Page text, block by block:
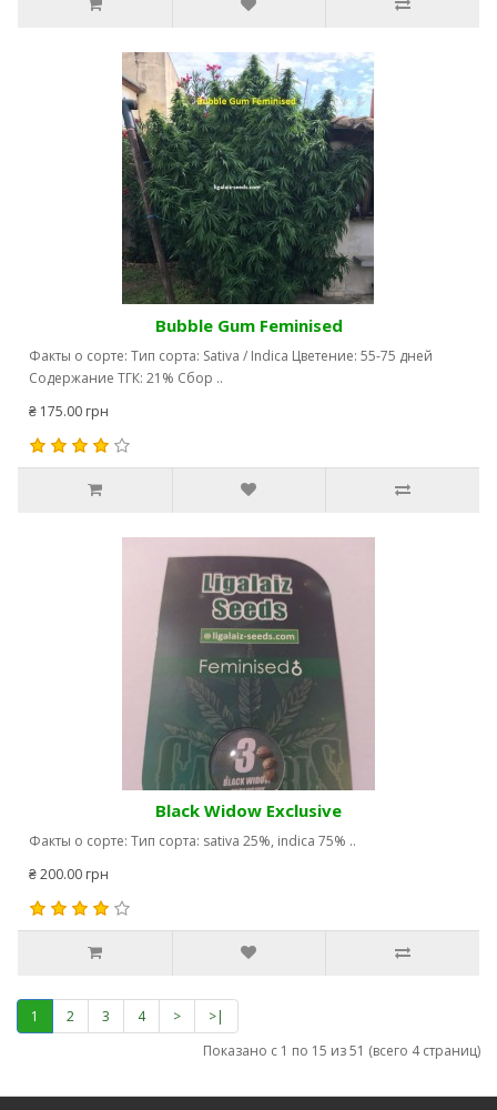
Bubble Gum Feminised
Факты о сорте: Тип сорта: Sativa / Indica Цветение: 55-75 дней
Содержание ТГК: 21% Сбор ..
₴ 175.00 грн
Black Widow Exclusive
Факты о сорте: Тип сорта: sativa 25%, indica 75% ..
₴ 200.00 грн
1 2 3 4 >
>|
Показано с 1 по 15 из 51 (всего 4 страниц)